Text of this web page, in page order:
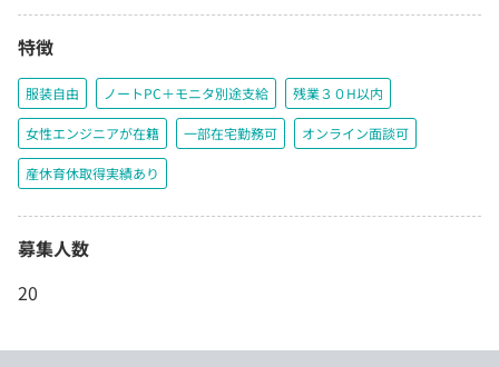
特徴
服装自由 ノートPC＋モニタ別途支給 残業３０H以内
女性エンジニアが在籍 一部在宅勤務可 オンライン面談可
産休育休取得実績あり
募集人数
20